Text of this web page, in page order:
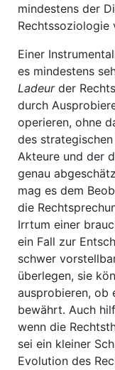
mindestens der
Rechtssoziologie
Einer
es mindestens
Ladeurder
durch
operieren, ohne
des
Akteure und der
genau
mag es dem
die
Irrtum einer
ein Fall zur
schwer
überlegen, sie
ausprobieren, ob
bewährt. Auch
wenn die
sei ein kleiner
Evolution des